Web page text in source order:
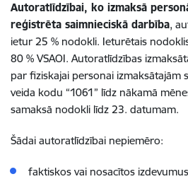
Autoratlīdzībai, ko izmaksā
reģistrēta saimnieciskā darbība,
ietur 25 % nodokli. Ieturētais
80 % VSAOI. Autoratlīdzības
par fiziskajai personai izmaksātajām
veida kodu “1061” līdz nākamā
samaksā nodokli līdz 23. datumam.
Šādai autoratlīdzībai nepiemēro:
faktiskos vai nosacītos